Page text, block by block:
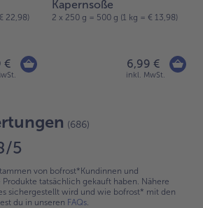
22,98)
€
Kapernsoße
2 x 250 g = 500 g (1 kg = € 13,98)
6,99 €
inkl. MwSt.
(686)
5
von bofrost*Kundinnen und
tatsächlich gekauft haben. Nähere
sichergestellt wird und wie bofrost* mit den
du in unseren FAQs.